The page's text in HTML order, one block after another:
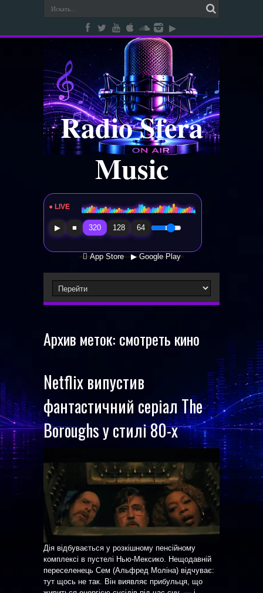
Radio Sfera
Music
● LIVE Radio Sfera Music
▶ ■ 320 128 64
 App Store ▶ Google Play
Архив меток: смотреть кино
Netflix випустив
фантастичний серіал The
Boroughs у стилі 80-х
Дія відбувається у розкішному пенсійному
комплексі в пустелі Нью-Мексико. Нещодавній
переселенець Сем (Альфред Моліна) відчуває:
тут щось не так. Він виявляє прибульця, що